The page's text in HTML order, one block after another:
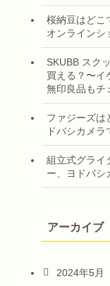
桜納豆はどこ
オンラインシ
SKUBB スク
買える？〜イ
無印良品もチ
ファジーズは
ドバシカメラ
組立式グライ
ー、ヨドバシ
アーカイブ
2024年5月